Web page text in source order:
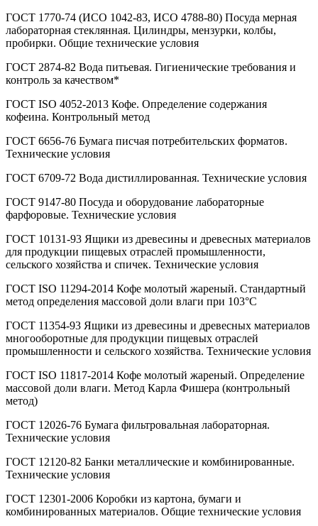
ГОСТ 1770-74 (ИСО 1042-83, ИСО 4788-80) Посуда мерная
лабораторная стеклянная. Цилиндры, мензурки, колбы,
пробирки. Общие технические условия
ГОСТ 2874-82 Вода питьевая. Гигиенические требования и
контроль за качеством*
ГОСТ ISO 4052-2013 Кофе. Определение содержания
кофеина. Контрольный метод
ГОСТ 6656-76 Бумага писчая потребительских форматов.
Технические условия
ГОСТ 6709-72 Вода дистиллированная. Технические условия
ГОСТ 9147-80 Посуда и оборудование лабораторные
фарфоровые. Технические условия
ГОСТ 10131-93 Ящики из древесины и древесных материалов
для продукции пищевых отраслей промышленности,
сельского хозяйства и спичек. Технические условия
ГОСТ ISO 11294-2014 Кофе молотый жареный. Стандартный
метод определения массовой доли влаги при 103°С
ГОСТ 11354-93 Ящики из древесины и древесных материалов
многооборотные для продукции пищевых отраслей
промышленности и сельского хозяйства. Технические условия
ГОСТ ISO 11817-2014 Кофе молотый жареный. Определение
массовой доли влаги. Метод Карла Фишера (контрольный
метод)
ГОСТ 12026-76 Бумага фильтровальная лабораторная.
Технические условия
ГОСТ 12120-82 Банки металлические и комбинированные.
Технические условия
ГОСТ 12301-2006 Коробки из картона, бумаги и
комбинированных материалов. Общие технические условия